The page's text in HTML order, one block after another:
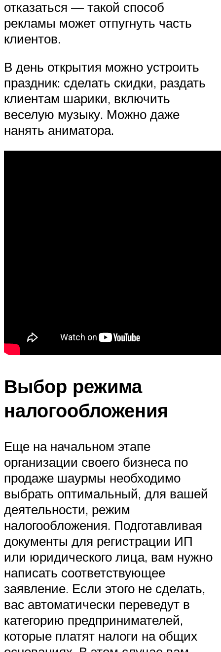
отказаться — такой способ
рекламы может отпугнуть часть
клиентов.
В день открытия можно устроить
праздник: сделать скидки, раздать
клиентам шарики, включить
веселую музыку. Можно даже
нанять аниматора.
Выбор режима
налогообложения
Еще на начальном этапе
организации своего бизнеса по
продаже шаурмы необходимо
выбрать оптимальный, для вашей
деятельности, режим
налогообложения. Подготавливая
документы для регистрации ИП
или юридического лица, вам нужно
написать соответствующее
заявление. Если этого не сделать,
вас автоматически переведут в
категорию предпринимателей,
которые платят налоги на общих